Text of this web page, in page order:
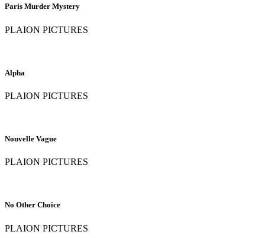
Paris Murder Mystery
PLAION PICTURES
Alpha
PLAION PICTURES
Nouvelle Vague
PLAION PICTURES
No Other Choice
PLAION PICTURES